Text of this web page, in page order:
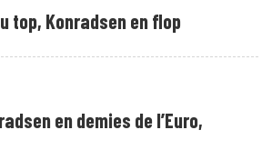
top, Konradsen en flop
en demies de l’Euro,